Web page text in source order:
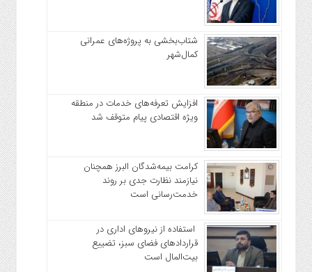
شتاب‌بخشی به پروژه‌های عمرانی
کمال‌شهر
افزایش تعرفه‌های خدمات در منطقه
ویژه اقتصادی پیام متوقف شد
کرامت بیمه‌شدگان البرز همچنان
نیازمند نظارت جدی بر روند
خدمت‌رسانی است
استفاده از نیروهای اداری در
قراردادهای فضای سبز، تضییع
بیت‌المال است